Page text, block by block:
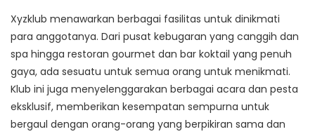
Xyzklub menawarkan berbagai fasilitas untuk dinikmati
para anggotanya. Dari pusat kebugaran yang canggih dan
spa hingga restoran gourmet dan bar koktail yang penuh
gaya, ada sesuatu untuk semua orang untuk menikmati.
Klub ini juga menyelenggarakan berbagai acara dan pesta
eksklusif, memberikan kesempatan sempurna untuk
bergaul dengan orang-orang yang berpikiran sama dan